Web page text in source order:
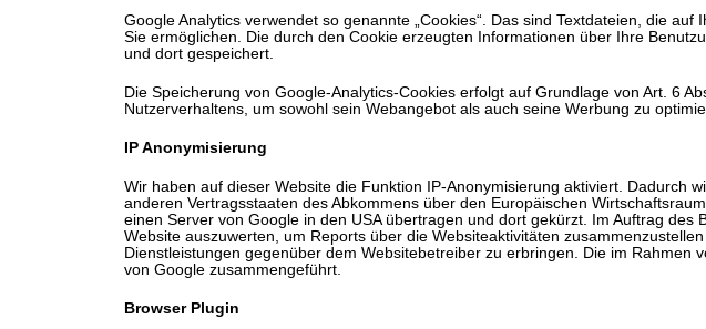
Google Analytics verwendet so genannte „Cookies“. Das sind Textdateien, die
Sie ermöglichen. Die durch den Cookie erzeugten Informationen über Ihre
und dort gespeichert.
Die Speicherung von Google-Analytics-Cookies erfolgt auf Grundlage von Art. 6
Nutzerverhaltens, um sowohl sein Webangebot als auch seine Werbung zu
IP Anonymisierung
Wir haben auf dieser Website die Funktion IP-Anonymisierung aktiviert. Dadurch
anderen Vertragsstaaten des Abkommens über den Europäischen
einen Server von Google in den USA übertragen und dort gekürzt. Im Auftrag
Website auszuwerten, um Reports über die Websiteaktivitäten
Dienstleistungen gegenüber dem Websitebetreiber zu erbringen. Die im
von Google zusammengeführt.
Browser Plugin